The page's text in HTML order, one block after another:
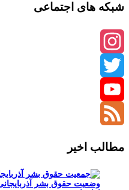
شبکه های اجتماعی
Instagram
Twitter
YouTube
مطالب اخیر